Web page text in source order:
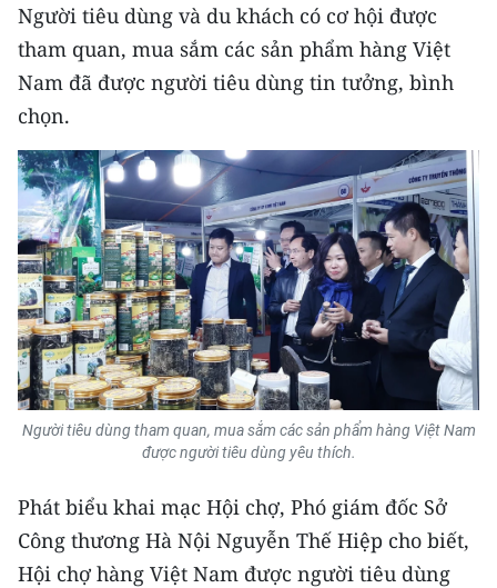
Video
Media Chính trị
Media Kinh tế
Media Văn hóa
Media Xã hội
Media Pháp luật
Media Du lịch
Media Thế giới
Media Thể thao
Media Giáo dục
Media Y tế
Media Khoa học - Công nghệ
Người tiêu dùng và du khách có cơ hội được
tham quan, mua sắm các sản phẩm hàng Việt
Nam đã được người tiêu dùng tin tưởng, bình
chọn.
Người tiêu dùng tham quan, mua sắm các sản phẩm hàng Việt Nam
được người tiêu dùng yêu thích.
Phát biểu khai mạc Hội chợ, Phó giám đốc Sở
Công thương Hà Nội Nguyễn Thế Hiệp cho biết,
Hội chợ hàng Việt Nam được người tiêu dùng